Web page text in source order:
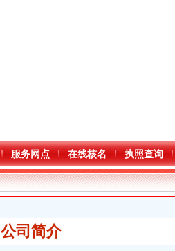
服务网点 在线核名 执照查询
公司简介